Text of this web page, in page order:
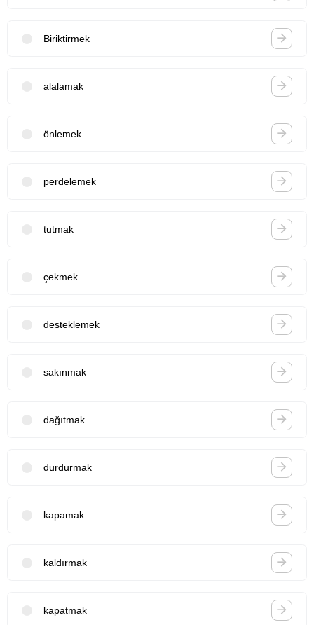
Biriktirmek
alalamak
önlemek
perdelemek
tutmak
çekmek
desteklemek
sakınmak
dağıtmak
durdurmak
kapamak
kaldırmak
kapatmak